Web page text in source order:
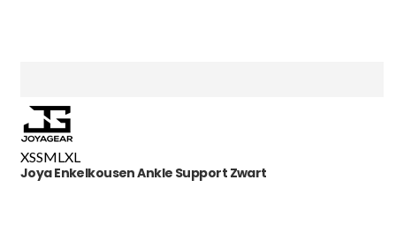
XSSMLXL
Joya Enkelkousen Ankle Support Zwart